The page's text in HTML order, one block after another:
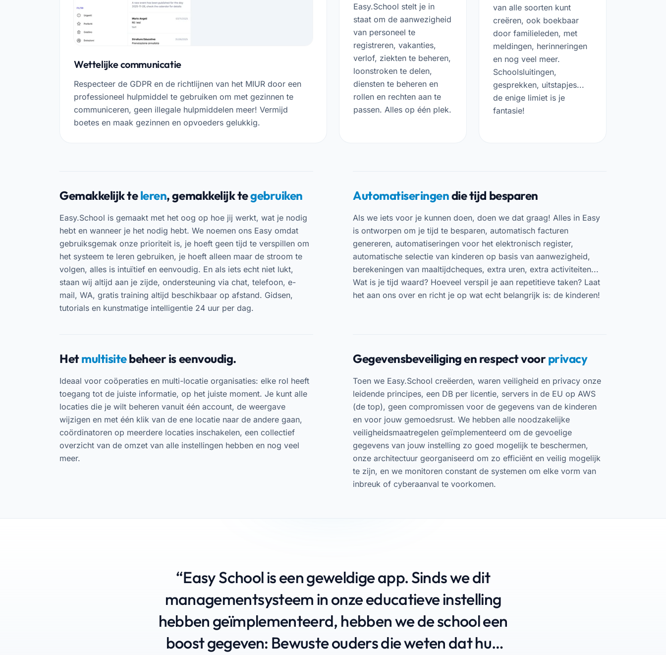
Wettelijke communicatie
Respecteer de GDPR en de richtlijnen van het MIUR door een
professioneel hulpmiddel te gebruiken om met gezinnen te
communiceren, geen illegale hulpmiddelen meer! Vermijd
boetes en maak gezinnen en opvoeders gelukkig.
Easy.School stelt je in
staat om de aanwezigheid
van personeel te
registreren, vakanties,
verlof, ziekten te beheren,
loonstroken te delen,
diensten te beheren en
rollen en rechten aan te
passen. Alles op één plek.
van alle soorten kunt
creëren, ook boekbaar
door familieleden, met
meldingen, herinneringen
en nog veel meer.
Schoolsluitingen,
gesprekken, uitstapjes...
de enige limiet is je
fantasie!
Gemakkelijk teleren, gemakkelijk tegebruiken
Easy.School is gemaakt met het oog op hoe jij werkt, wat je nodig
hebt en wanneer je het nodig hebt. We noemen ons Easy omdat
gebruiksgemak onze prioriteit is, je hoeft geen tijd te verspillen om
het systeem te leren gebruiken, je hoeft alleen maar de stroom te
volgen, alles is intuïtief en eenvoudig. En als iets echt niet lukt,
staan wij altijd aan je zijde, ondersteuning via chat, telefoon, e-
mail, WA, gratis training altijd beschikbaar op afstand. Gidsen,
tutorials en kunstmatige intelligentie 24 uur per dag.
Automatiseringendie tijd besparen
Als we iets voor je kunnen doen, doen we dat graag! Alles in Easy
is ontworpen om je tijd te besparen, automatisch facturen
genereren, automatiseringen voor het elektronisch register,
automatische selectie van kinderen op basis van aanwezigheid,
berekeningen van maaltijdcheques, extra uren, extra activiteiten...
Wat is je tijd waard? Hoeveel verspil je aan repetitieve taken? Laat
het aan ons over en richt je op wat echt belangrijk is: de kinderen!
Hetmultisitebeheer is eenvoudig.
Ideaal voor coöperaties en multi-locatie organisaties: elke rol heeft
toegang tot de juiste informatie, op het juiste moment. Je kunt alle
locaties die je wilt beheren vanuit één account, de weergave
wijzigen en met één klik van de ene locatie naar de andere gaan,
coördinatoren op meerdere locaties inschakelen, een collectief
overzicht van de omzet van alle instellingen hebben en nog veel
meer.
Gegevensbeveiliging en respect voorprivacy
Toen we Easy.School creëerden, waren veiligheid en privacy onze
leidende principes, een DB per licentie, servers in de EU op AWS
(de top), geen compromissen voor de gegevens van de kinderen
en voor jouw gemoedsrust. We hebben alle noodzakelijke
veiligheidsmaatregelen geïmplementeerd om de gevoelige
gegevens van jouw instelling zo goed mogelijk te beschermen,
onze architectuur georganiseerd om zo efficiënt en veilig mogelijk
te zijn, en we monitoren constant de systemen om elke vorm van
inbreuk of cyberaanval te voorkomen.
“Easy School is een geweldige app. Sinds we dit
managementsysteem in onze educatieve instelling
hebben geïmplementeerd, hebben we de school een
boost gegeven: Bewuste ouders die weten dat hun